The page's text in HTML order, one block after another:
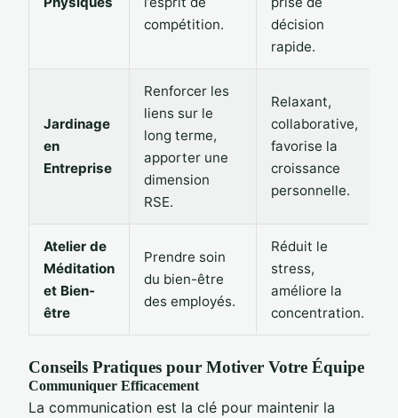
compétition.
décision
rapide.
Jardinage
en
Entreprise
Renforcer les
liens sur le
long terme,
apporter une
dimension
RSE.
Relaxant,
collaborative,
favorise la
croissance
personnelle.
Atelier de
Méditation
et Bien-
être
Prendre soin
du bien-être
des employés.
Réduit le
stress,
améliore la
concentration.
Conseils Pratiques pour Motiver Votre Équipe
Communiquer Efficacement
La communication est la clé pour maintenir la